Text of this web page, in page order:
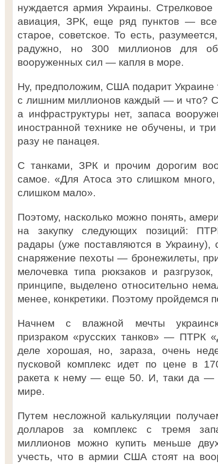
нуждается армия Украины. Стрелковое
авиация, ЗРК, еще ряд пунктов —
старое, советское. То есть,
радужно, но 300 миллионов для
вооруженных сил — капля в море.
Ну, предположим, США подарит Украине
с лишним миллионов каждый — и что?
а инфраструктуры нет, запаса
иностранной технике не обучены, и
разу не панацея.
С танками, ЗРК и прочим дорогим
самое. «Для Атоса это слишком
слишком мало».
Поэтому, насколько можно понять,
на закупку следующих позиций:
радары (уже поставляются в Украину),
снаряжение пехоты — бронежилеты,
мелочевка типа рюкзаков и
принципе, выделено относительно
менее, конкретики. Поэтому пройдемся
Начнем с влажной мечты
призраком «русских танков» — ПТРК
деле хорошая, но, зараза, очень
пусковой комплекс идет по цене в
ракета к нему — еще 50. И, таки да —
мире.
Путем несложной калькуляции
долларов за комплекс с тремя
миллионов можно купить меньше
учесть, что в армии США стоят на